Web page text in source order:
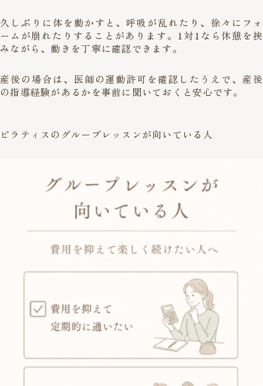
久しぶりに体を動かすと、呼吸が乱れたり、徐々にフォ
ームが崩れたりすることがあります。1対1なら休憩を挟
みながら、動きを丁寧に確認できます。
産後の場合は、医師の運動許可を確認したうえで、産後
の指導経験があるかを事前に聞いておくと安心です。
ピラティスのグループレッスンが向いている人